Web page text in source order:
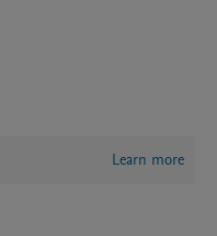
Learn more